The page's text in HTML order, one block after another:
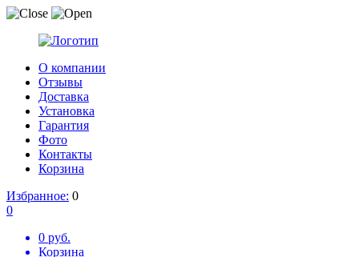
О компании
Отзывы
Доставка
Установка
Гарантия
Фото
Контакты
Корзина
Избранное: 0
0
0 руб.
Корзина